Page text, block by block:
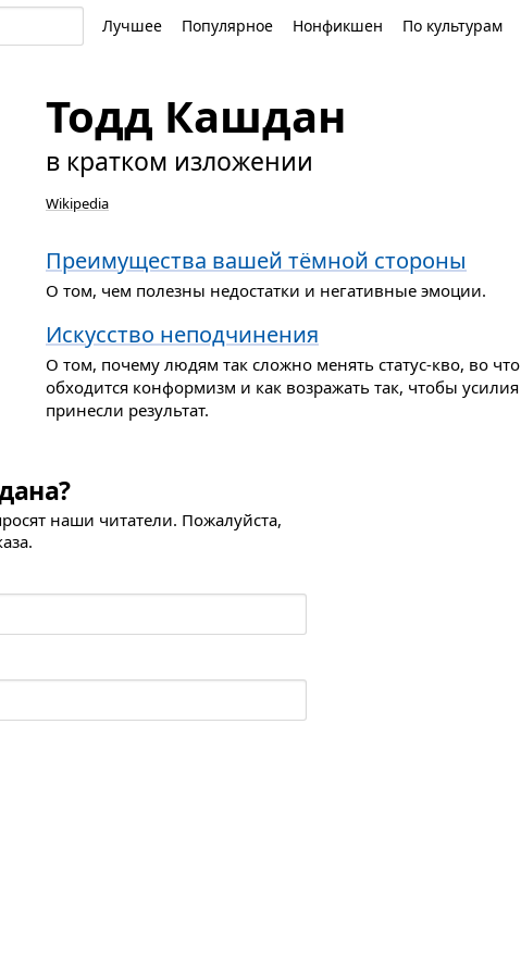
Лучшее Популярное Нонфикшен По культурам
Тодд Кашдан
в кратком изложении
Wikipedia
Преимущества вашей тёмной стороны
О том, чем полезны недостатки и негативные эмоции.
Искусство неподчинения
О том, почему людям так сложно менять статус-кво, во что
обходится конформизм и как возражать так, чтобы усилия
принесли результат.
наши читатели. Пожалуйста,